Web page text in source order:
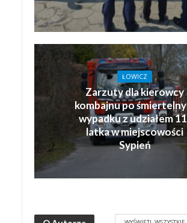
ŁOWICZ
Zarzuty dla kierowcy
kombajnu po
wypadku z udziałem
latka w miejscowości
Sypień